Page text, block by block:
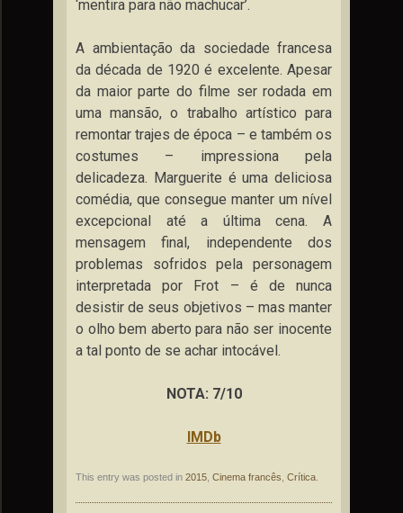
‘mentira para não machucar’.
A ambientação da sociedade francesa
da década de 1920 é excelente. Apesar
da maior parte do filme ser rodada em
uma mansão, o trabalho artístico para
remontar trajes de época – e também os
costumes – impressiona pela
delicadeza. Marguerite é uma deliciosa
comédia, que consegue manter um nível
excepcional até a última cena. A
mensagem final, independente dos
problemas sofridos pela personagem
interpretada por Frot – é de nunca
desistir de seus objetivos – mas manter
o olho bem aberto para não ser inocente
a tal ponto de se achar intocável.
NOTA: 7/10
IMDb
This entry was posted in 2015 Cinema francês Crítica